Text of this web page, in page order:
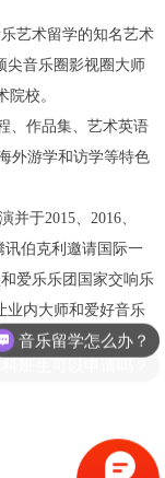
艺术留学的知名艺术
尖音乐圈影视圈大师
校。
、作品集、艺术英语
外游学和访学等特色
于2015、2016、
讯伯克利邀请国际一
爱乐乐团国家交响乐
业内大师和爱好音乐
音乐留学怎么办？
科班生可以申请吗？